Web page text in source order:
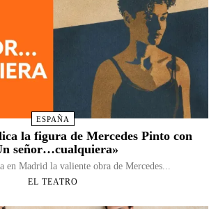
ESPAÑA
la figura de Mercedes Pinto con
señor…cualquiera»
en Madrid la valiente obra de Mercedes...
EL TEATRO